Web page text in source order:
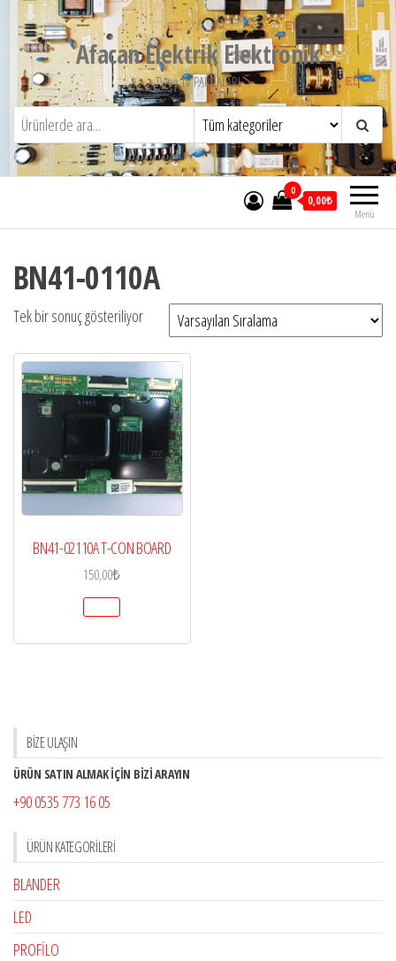
İçeriğe
Afacan Elektrik Elektronik
TV ve TV PARCALARI
Menü
0
0,00₺
BN41-0110A
Tek bir sonuç gösteriliyor
BN41-02110A T-CON BOARD
150,00₺
BİZE ULAŞIN
ÜRÜN SATIN ALMAK İÇİN BİZİ ARAYIN
+90 0535 773 16 05
ÜRÜN KATEGORILERI
BLANDER
LED
PROFİLO